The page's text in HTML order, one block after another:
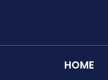
HOME